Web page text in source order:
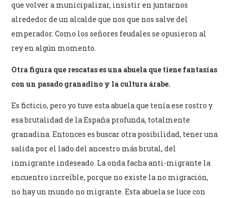
que volver a municipalizar, insistir en juntarnos
alrededor de un alcalde que nos que nos salve del
emperador. Como los señores feudales se opusieron al
rey en algún momento.
Otra figura que rescatas es una abuela que tiene fantasías
con un pasado granadino y la cultura árabe.
Es ficticio, pero yo tuve esta abuela que tenía ese rostro y
esa brutalidad de la España profunda, totalmente
granadina. Entonces es buscar otra posibilidad, tener una
salida por el lado del ancestro más brutal, del
inmigrante indeseado. La onda facha anti-migrante la
encuentro increíble, porque no existe la no migración,
no hay un mundo no migrante. Esta abuela se luce con